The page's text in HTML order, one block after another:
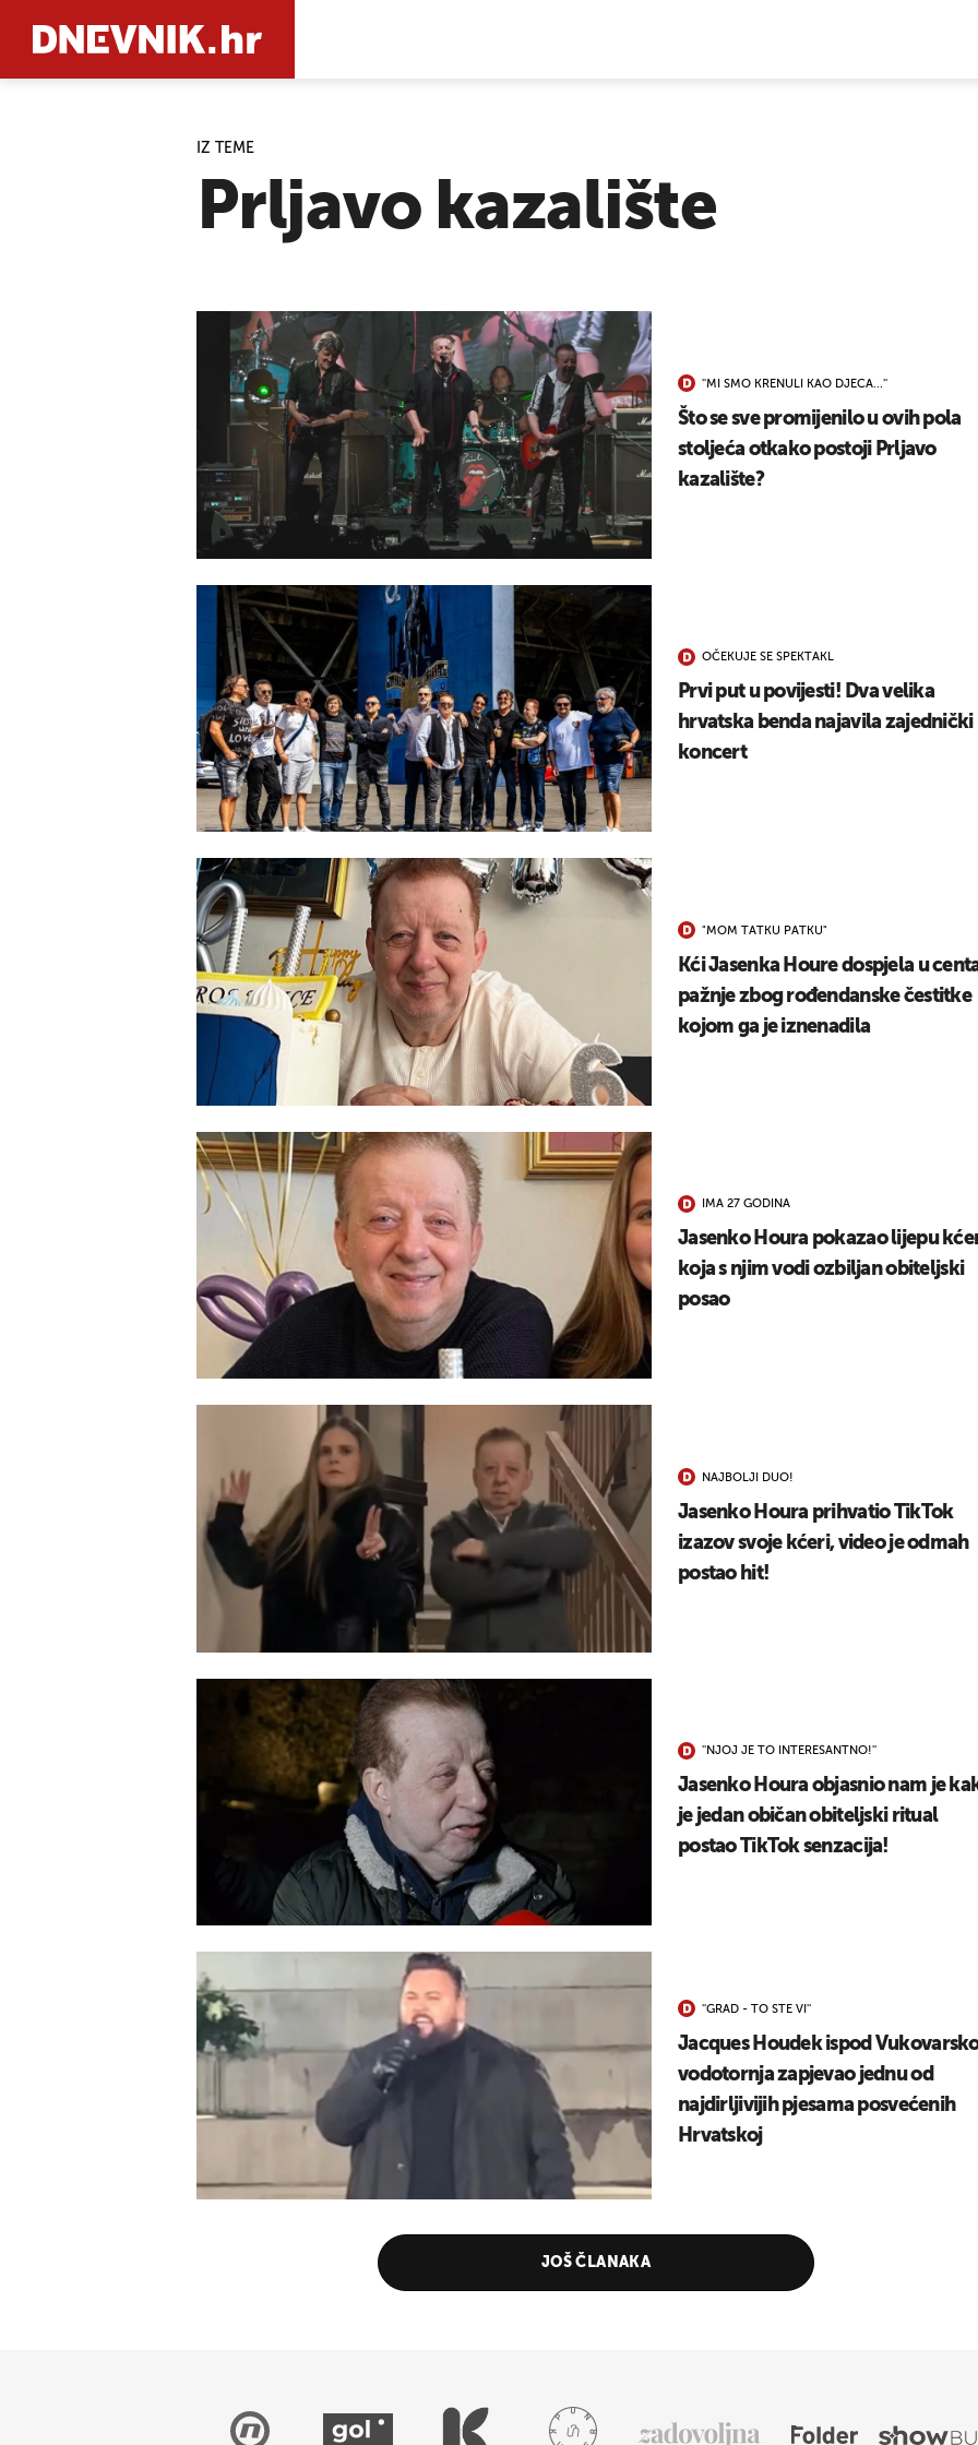
IZ TEME
Prljavo kazalište
''MI SMO KRENULI KAO DJECA...''
Što se sve promijenilo u ovih pola
stoljeća otkako postoji Prljavo
kazalište?
OČEKUJE SE SPEKTAKL
Prvi put u povijesti! Dva velika
hrvatska benda najavila zajednički
koncert
"MOM TATKU PATKU"
Kći Jasenka Houre dospjela u
pažnje zbog rođendanske čestitke
kojom ga je iznenadila
IMA 27 GODINA
Jasenko Houra pokazao lijepu
koja s njim vodi ozbiljan obiteljski
posao
NAJBOLJI DUO!
Jasenko Houra prihvatio TikTok
izazov svoje kćeri, video je odmah
postao hit!
''NJOJ JE TO INTERESANTNO!''
Jasenko Houra objasnio nam je
je jedan običan obiteljski ritual
postao TikTok senzacija!
''GRAD - TO STE VI''
Jacques Houdek ispod
vodotornja zapjevao jednu od
najdirljivijih pjesama posvećenih
Hrvatskoj
JOŠ ČLANAKA
UKLJUČITE NOTIFIKACIJE